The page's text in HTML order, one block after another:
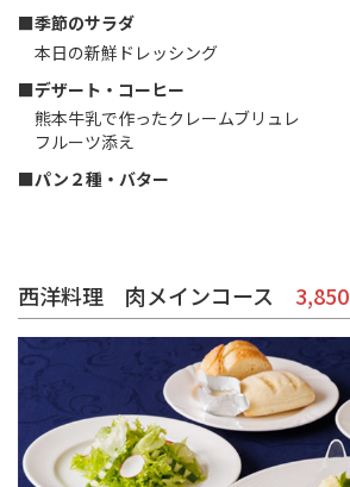
■季節のサラダ
本日の新鮮ドレッシング
■デザート・コーヒー
熊本牛乳で作ったクレームブリュレ
フルーツ添え
■パン２種・バター
西洋料理 肉メインコース 3,850